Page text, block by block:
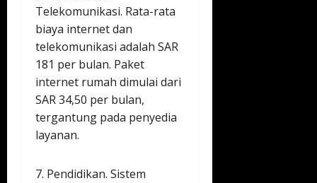
Telekomunikasi. Rata-rata
biaya internet dan
telekomunikasi adalah SAR
181 per bulan. Paket
internet rumah dimulai dari
SAR 34,50 per bulan,
tergantung pada penyedia
layanan.
7. Pendidikan. Sistem